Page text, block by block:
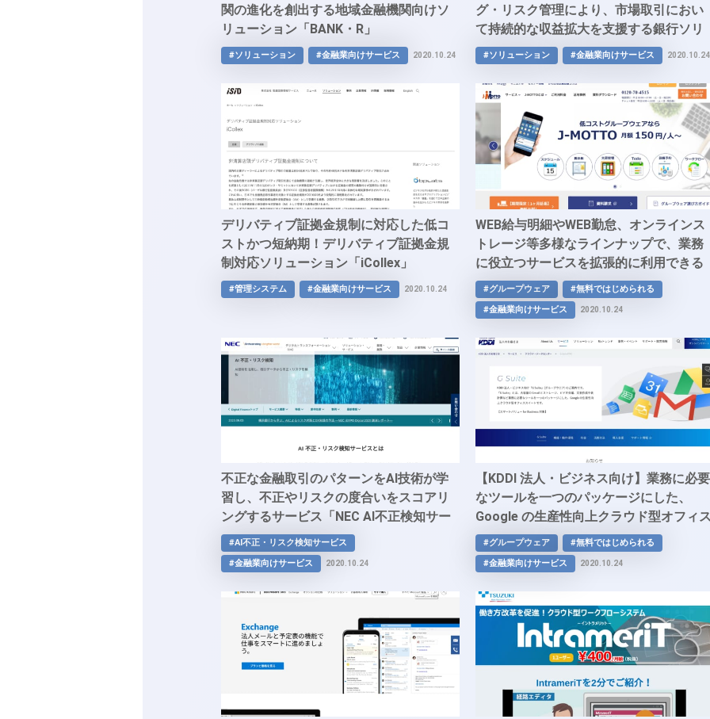
関の進化を創出する地域金融機関向けソ
リューション「BANK・R」
#ソリューション #金融業向けサービス 2020.10.24
グ・リスク管理により、市場取引におい
て持続的な収益拡大を支援する銀行ソリ
ューションシステム「Simplex PRISM」
#ソリューション #金融業向けサービス 2020.10.24
デリバティブ証拠金規制に対応した低コ
ストかつ短納期！デリバティブ証拠金規
制対応ソリューション「iCollex」
#管理システム #金融業向けサービス 2020.10.24
WEB給与明細やWEB勤怠、オンラインス
トレージ等多様なラインナップで、業務
に役立つサービスを拡張的に利用できる
クラウド型グループウェア「J-MOTTO
ループウェア」
#グループウェア
#無料ではじめられる
#金融業向けサービス
2020.10.24
不正な⾦融取引のパターンをAI技術が学
習し、不正やリスクの度合いをスコアリ
ングするサービス「NEC AI不正検知サー
ビス」
#AI不正・リスク検知サービス
#金融業向けサービス
2020.10.24
【KDDI 法人・ビジネス向け】業務に必要
なツールを一つのパッケージにした、
Google の生産性向上クラウド型オフィ
スイート「G Suite(TM)」
#グループウェア
#無料ではじめられる
#金融業向けサービス
2020.10.24